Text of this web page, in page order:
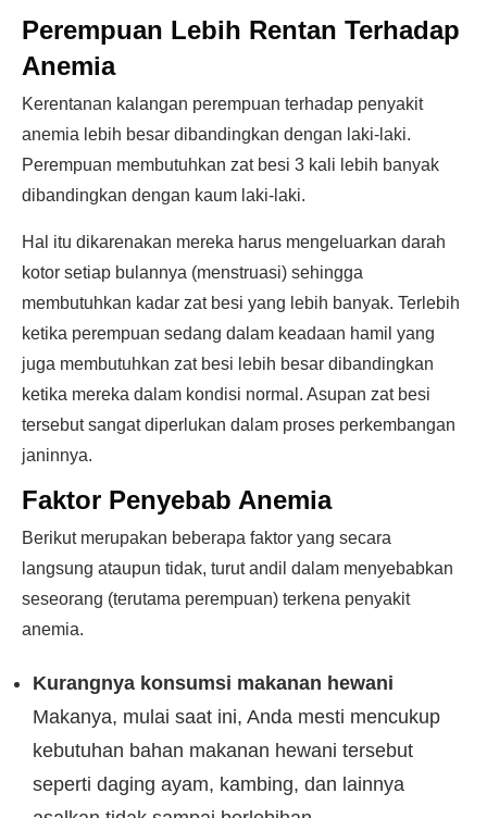
Perempuan Lebih Rentan Terhadap
Anemia
Kerentanan kalangan perempuan terhadap penyakit
anemia lebih besar dibandingkan dengan laki-laki.
Perempuan membutuhkan zat besi 3 kali lebih banyak
dibandingkan dengan kaum laki-laki.
Hal itu dikarenakan mereka harus mengeluarkan darah
kotor setiap bulannya (menstruasi) sehingga
membutuhkan kadar zat besi yang lebih banyak. Terlebih
ketika perempuan sedang dalam keadaan hamil yang
juga membutuhkan zat besi lebih besar dibandingkan
ketika mereka dalam kondisi normal. Asupan zat besi
tersebut sangat diperlukan dalam proses perkembangan
janinnya.
Faktor Penyebab Anemia
Berikut merupakan beberapa faktor yang secara
langsung ataupun tidak, turut andil dalam menyebabkan
seseorang (terutama perempuan) terkena penyakit
anemia.
Kurangnya konsumsi makanan hewani
Makanya, mulai saat ini, Anda mesti mencukup
kebutuhan bahan makanan hewani tersebut
seperti daging ayam, kambing, dan lainnya